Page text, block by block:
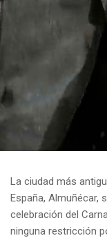
La ciudad más
España, Almuñécar,
celebración del
ninguna restricción